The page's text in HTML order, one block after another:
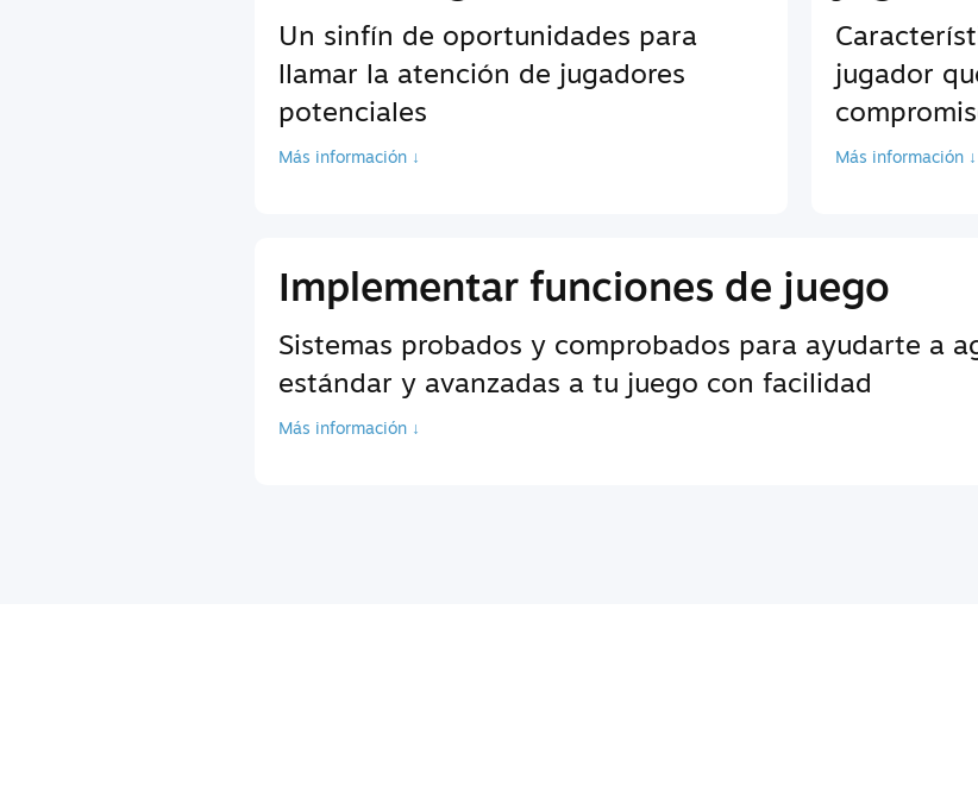
Un sinfín de oportunidades para
llamar la atención de jugadores
potenciales
Más información ↓
jugador
Más información ↓
Implementar funciones de juego
Sistemas probados y comprobados para ayudarte a
estándar y avanzadas a tu juego con facilidad
Más información ↓